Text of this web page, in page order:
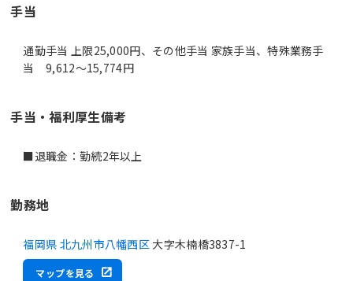
手当
通勤手当 上限25,000円、その他手当 家族手当、特殊業務手
当 9,612～15,774円
手当・福利厚生備考
■退職金：勤続2年以上
勤務地
福岡県 北九州市八幡西区大字木楠橋3837-1
マップを見る